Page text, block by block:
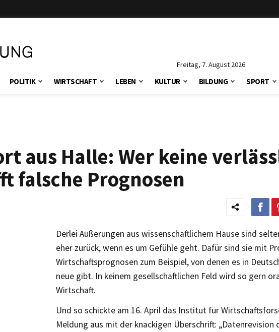
Freitag, 7. August 2026
POLITIK WIRTSCHAFT LEBEN KULTUR BILDUNG SPORT
aus Halle: Wer keine
falsche Prognosen
Derlei Äußerungen aus wissenschaftlichem Hause sind
eher zurück, wenn es um Gefühle geht. Dafür sind sie mit
Wirtschaftsprognosen zum Beispiel, von denen es in
neue gibt. In keinem gesellschaftlichen Feld wird so gern
Wirtschaft.
Und so schickte am 16. April das Institut für
Meldung aus mit der knackigen Überschrift: